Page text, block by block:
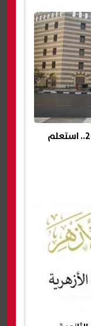
ظهور نتيجة الثانوية الأزهرية 2026.. استعلم